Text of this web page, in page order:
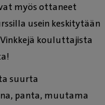
myös ottaneet
usein keskitytään
kouluttajista
suurta
panta, muutama